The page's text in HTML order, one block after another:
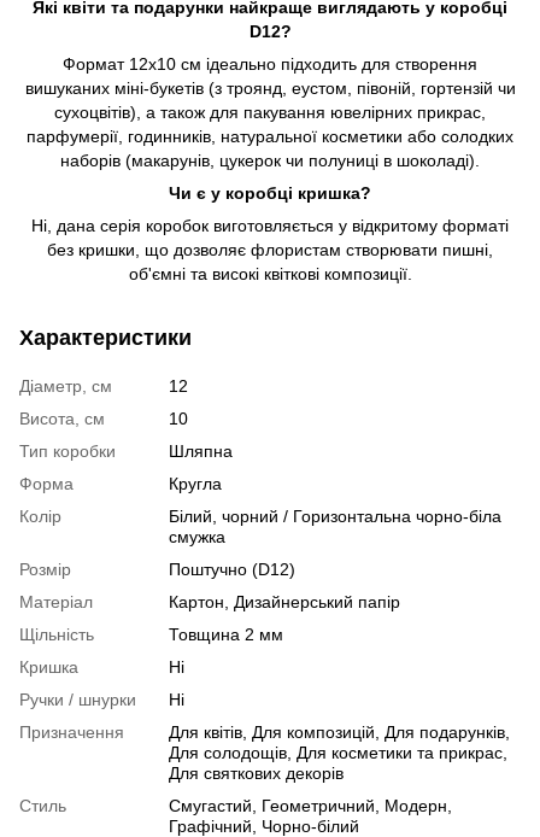
Які квіти та подарунки найкраще виглядають у коробці
D12?
Формат 12х10 см ідеально підходить для створення
вишуканих міні-букетів (з троянд, еустом, півоній, гортензій чи
сухоцвітів), а також для пакування ювелірних прикрас,
парфумерії, годинників, натуральної косметики або солодких
наборів (макарунів, цукерок чи полуниці в шоколаді).
Чи є у коробці кришка?
Ні, дана серія коробок виготовляється у відкритому форматі
без кришки, що дозволяє флористам створювати пишні,
об'ємні та високі квіткові композиції.
Характеристики
Діаметр, см
12
Висота, см
10
Тип коробки
Шляпна
Форма
Кругла
Колір
Білий, чорний / Горизонтальна чорно-біла
смужка
Розмір
Поштучно (D12)
Матеріал
Картон, Дизайнерський папір
Щільність
Товщина 2 мм
Кришка
Ні
Ручки / шнурки
Ні
Призначення
Для квітів, Для композицій, Для подарунків,
Для солодощів, Для косметики та прикрас,
Для святкових декорів
Стиль
Смугастий, Геометричний, Модерн,
Графічний, Чорно-білий